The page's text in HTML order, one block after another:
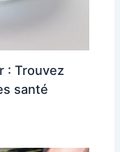
: Trouvez
santé